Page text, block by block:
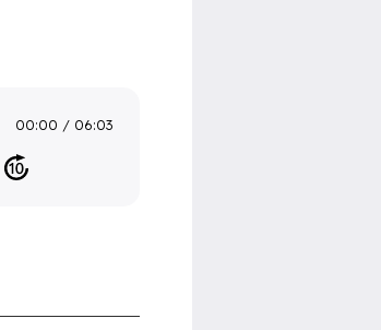
00:00 06:03